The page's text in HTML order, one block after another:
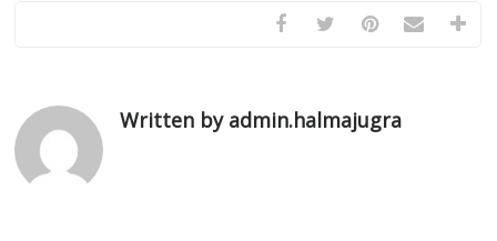
Written by admin.halmajugra